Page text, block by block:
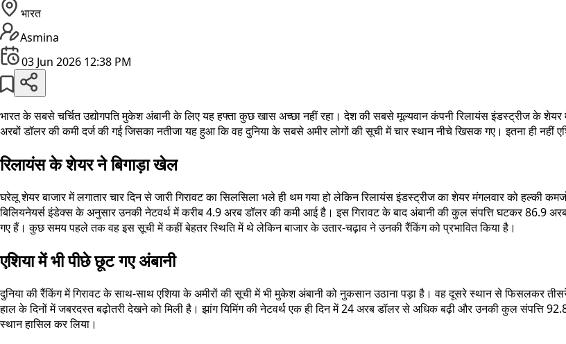
भारत
Asmina
03 Jun 2026 12:38 PM
भारत के सबसे चर्चित उद्योगपति मुकेश अंबानी के लिए यह हफ्ता कुछ खास अच्छा नहीं रहा। देश की सबसे मूल्यवान कंपनी रिलायंस इंडस्ट्रीज के
अरबों डॉलर की कमी दर्ज की गई जिसका नतीजा यह हुआ कि वह दुनिया के सबसे अमीर लोगों की सूची में चार स्थान नीचे खिसक गए। इतना ही नहीं
रिलायंस के शेयर ने बिगाड़ा खेल
घरेलू शेयर बाजार में लगातार चार दिन से जारी गिरावट का सिलसिला भले ही थम गया हो लेकिन रिलायंस इंडस्ट्रीज का शेयर मंगलवार को हल्की
बिलियनेयर्स इंडेक्स के अनुसार उनकी नेटवर्थ में करीब 4.9 अरब डॉलर की कमी आई है। इस गिरावट के बाद अंबानी की कुल संपत्ति घटकर 86.9
गए हैं। कुछ समय पहले तक वह इस सूची में कहीं बेहतर स्थिति में थे लेकिन बाजार के उतार-चढ़ाव ने उनकी रैंकिंग को प्रभावित किया है।
एशिया में भी पीछे छूट गए अंबानी
दुनिया की रैंकिंग में गिरावट के साथ-साथ एशिया के अमीरों की सूची में भी मुकेश अंबानी को नुकसान उठाना पड़ा है। वह दूसरे स्थान से फिसलकर
हाल के दिनों में जबरदस्त बढ़ोतरी देखने को मिली है। झांग यिमिंग की नेटवर्थ एक ही दिन में 24 अरब डॉलर से अधिक बढ़ी और उनकी कुल संपत्ति
स्थान हासिल कर लिया।